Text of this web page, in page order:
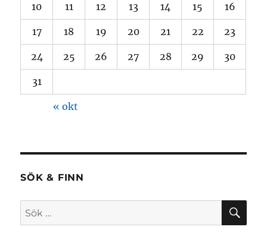
10 11 12 13 14 15 16
17 18 19 20 21 22 23
24 25 26 27 28 29 30
31
« okt
SÖK & FINN
Sök
efter: